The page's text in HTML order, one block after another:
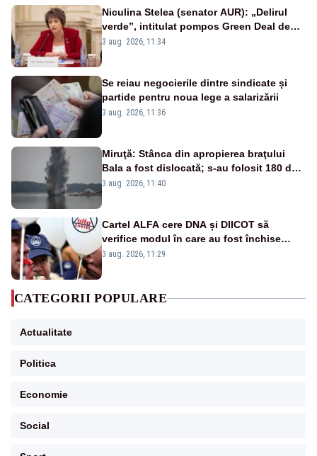
Niculina Stelea (senator AUR): „Delirul
verde”, intitulat pompos Green Deal de
către Bruxelles, este în mare măsură
3 aug. 2026, 11:34
Se reiau negocierile dintre sindicate și
partide pentru noua lege a salarizării
3 aug. 2026, 11:36
Miruţă: Stânca din apropierea braţului
Bala a fost dislocată; s-au folosit 180 de
kilograme de explozibil
3 aug. 2026, 11:40
Cartel ALFA cere DNA și DIICOT să
verifice modul în care au fost închise
centralele pe cărbune
3 aug. 2026, 11:29
CATEGORII POPULARE
Actualitate
Politica
Economie
Social